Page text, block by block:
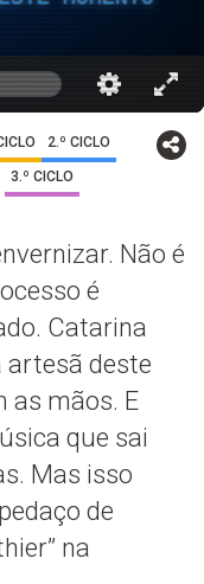
2.º CICLO
3.º CICLO
Não é
é
Catarina
artesã deste
as mãos. E
que sai
Mas isso
de
na